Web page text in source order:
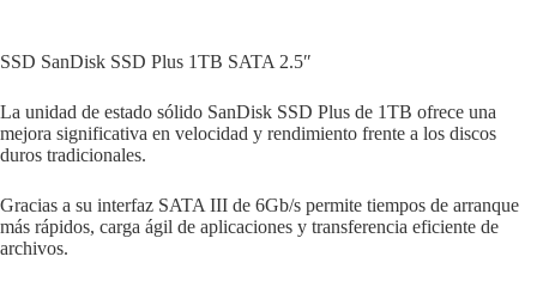
SSD SanDisk SSD Plus 1TB SATA 2.5″
La unidad de estado sólido SanDisk SSD Plus de 1TB ofrece una
mejora significativa en velocidad y rendimiento frente a los discos
duros tradicionales.
Gracias a su interfaz SATA III de 6Gb/s permite tiempos de arranque
más rápidos, carga ágil de aplicaciones y transferencia eficiente de
archivos.